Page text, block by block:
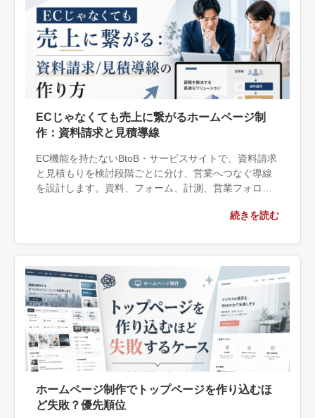
ECじゃなくても売上に繋がるホームページ制
作：資料請求と見積導線
EC機能を持たないBtoB・サービスサイトで、資料請求
と見積もりを検討段階ごとに分け、営業へつなぐ導線
を設計します。資料、フォーム、計測、営業フォロー
続きを読む
ホームページ制作でトップページを作り込むほ
ど失敗？優先順位